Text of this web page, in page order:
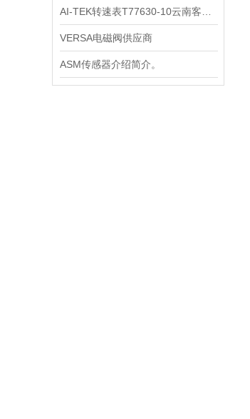
VERSA电磁阀供应商
ASM传感器介绍简介。